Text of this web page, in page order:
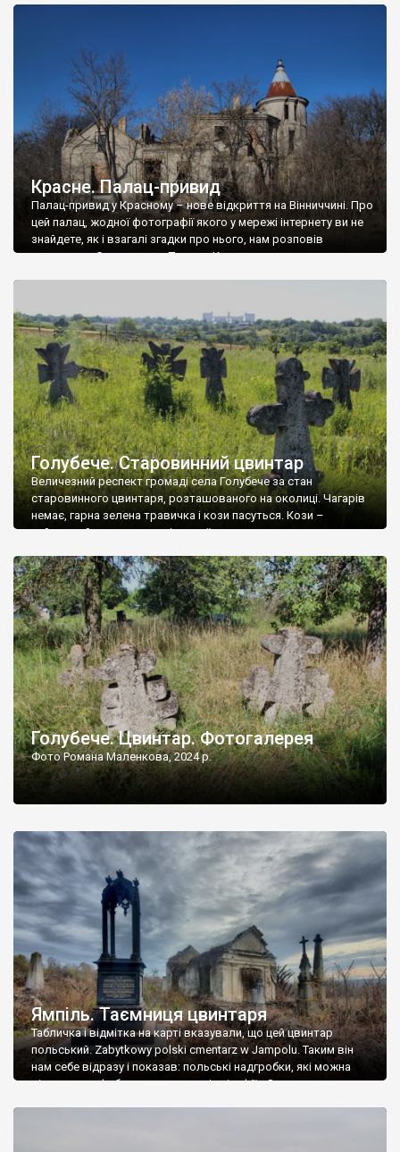
Красне. Палац-привид
Палац-привид у Красному – нове відкриття на Вінниччині. Про
цей палац, жодної фотографії якого у мережі інтернету ви не
знайдете, як і взагалі згадки про нього, нам розповів
мешканець Самгородка. Палац у Красному вразив не лише
Голубече. Старовинний цвинтар
Величезний респект громаді села Голубече за стан
старовинного цвинтаря, розташованого на околиці. Чагарів
немає, гарна зелена травичка і кози пасуться. Кози –
найкращий регулятор шкідливої, для старих кладовищ,
бруньками, кози ті бруньки обгризають, бо то улюблений
делікатес. На цвинтарі у Голубечому ціла колекція
різноманітних форм хрестів. Село відносно невелике, […]
Голубече. Цвинтар. Фотогалерея
Фото Романа Маленкова, 2024 р.
Ямпіль. Таємниця цвинтаря
Табличка і відмітка на карті вказували, що цей цвинтар
польський. Zabytkowy polski cmentarz w Jampolu. Таким він
нам себе відразу і показав: польські надгробки, які можна
віднести до фабричних, польські епітафії… Загалом цвинтар